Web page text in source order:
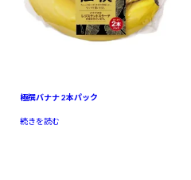
極撰バナナ 2本パック
続きを読む